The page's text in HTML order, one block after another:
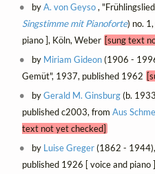
byA. von Geyso,
Singstimme mit Pianoforte) no.
piano ], Köln, Weber [sung text
by Miriam Gideon(1906 -
Gemüt", 1937, published 1962
byGerald M. Ginsburg(b.
published c2003, from Aus
text not yet checked]
by Luise Greger(1862 -
published 1926 [ voice and piano